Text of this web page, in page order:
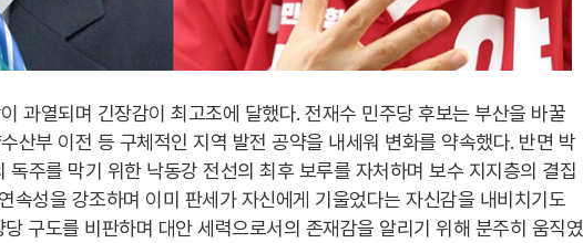
과열되며 긴장감이 최고조에 달했다. 전재수 민주당 후보는 부산을 바꿀
산부 이전 등 구체적인 지역 발전 공약을 내세워 변화를 약속했다. 반면 박
독주를 막기 위한 낙동강 전선의 최후 보루를 자처하며 보수 지지층의 결집
속성을 강조하며 이미 판세가 자신에게 기울었다는 자신감을 내비치기도
구도를 비판하며 대안 세력으로서의 존재감을 알리기 위해 분주히 움직였